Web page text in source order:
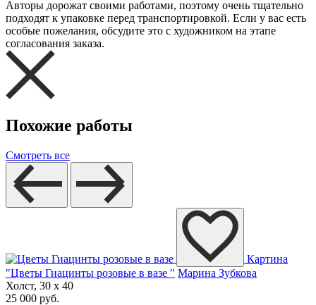
Авторы дорожат своими работами, поэтому очень тщательно
подходят к упаковке перед транспортировкой. Если у вас есть
особые пожелания, обсудите это с художником на этапе
согласования заказа.
Похожие работы
Смотреть все
Картина
"Цветы Гиацинты розовые в вазе " Марина Зубкова
Холст, 30 x 40
25 000 руб.